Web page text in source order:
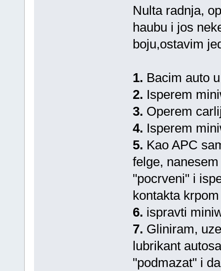
Nulta radnja,
haubu i jos
boju,ostavim
1. Bacim auto
2. Isperem
3. Operem
4. Isperem
5. Kao APC
felge,
"pocrveni" i
kontakta
6. ispravti
7. Gliniram,
lubrikant
"podmazat" i